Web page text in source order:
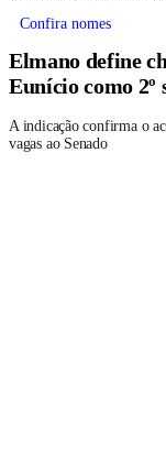
Confira nomes
Elmano define
Eunício como 2º
A indicação confirma o
vagas ao Senado